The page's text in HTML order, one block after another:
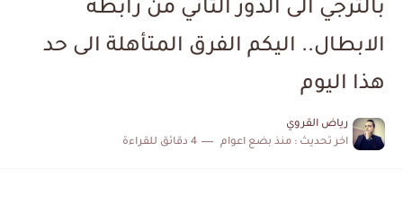
بالترجي الى الدور الثاني من رابطة
الابطال.. اليكم الفرق المتأهلة الى حد
هذا اليوم
رياض القروي
اخر تحديث : منذ بضع اعوام 4 دقائق للقراءة